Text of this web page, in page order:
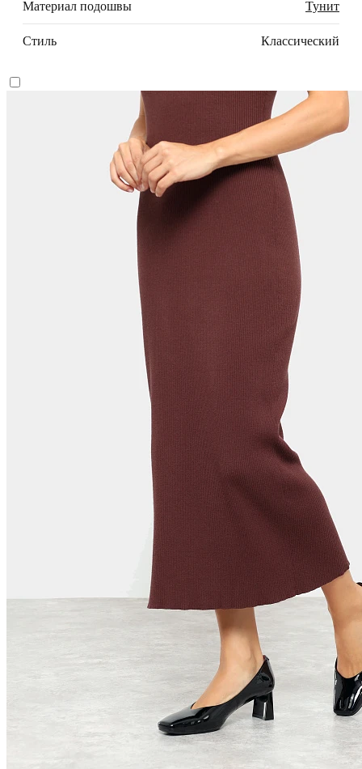
Материал подошвы Тунит
Стиль Классический